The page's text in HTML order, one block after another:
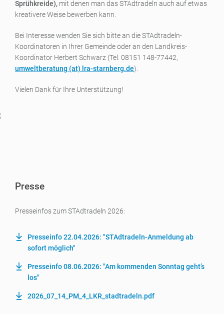
Sprühkreide), mit denen man das STAdtradeln auch auf etwas
kreativere Weise bewerben kann.
Bei Interesse wenden Sie sich bitte an die STAdtradeln-
Koordinatoren in Ihrer Gemeinde oder an den Landkreis-
Koordinator Herbert Schwarz (Tel. 08151 148-77442,
umweltberatung (at) lra-starnberg.de).
Vielen Dank für Ihre Unterstützung!
Presse
Presseinfos zum STAdtradeln 2026:
Presseinfo 22.04.2026: "STAdtradeln-Anmeldung ab
sofort möglich"
Presseinfo 08.06.2026: "Am kommenden Sonntag geht’s
los"
2026_07_14_PM_4_LKR_stadtradeln.pdf